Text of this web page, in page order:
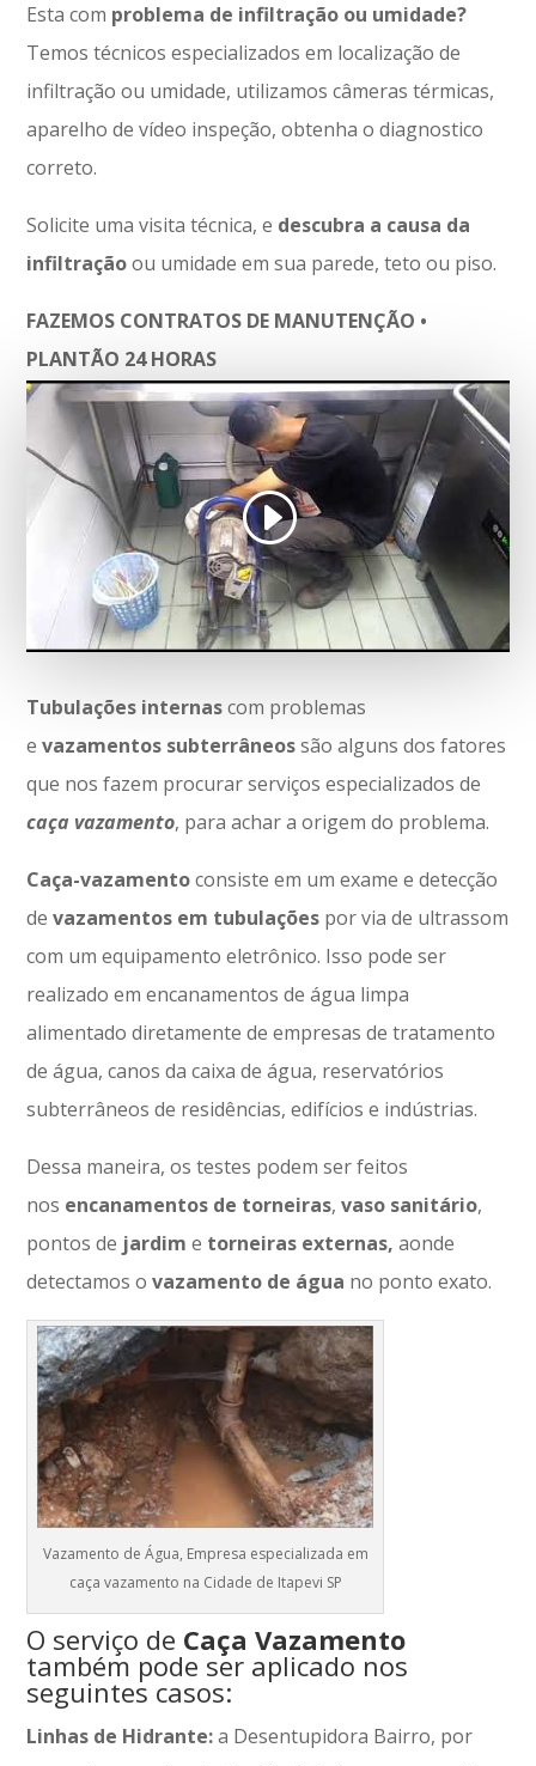
Esta com problema de infiltração ou umidade?
Temos técnicos especializados em localização de
infiltração ou umidade, utilizamos câmeras térmicas,
aparelho de vídeo inspeção, obtenha o diagnostico
correto.
Solicite uma visita técnica, e descubra a causa da
infiltraçãoou umidade em sua parede, teto ou piso.
FAZEMOS CONTRATOS DE MANUTENÇÃO •
PLANTÃO 24 HORAS
Tubulações internascom problemas
evazamentos subterrâneossão alguns dos fatores
que nos fazem procurar serviços especializados de
caça vazamento, para achar a origem do problema.
Caça-vazamentoconsiste em um exame e detecção
devazamentos em tubulações por via de ultrassom
com um equipamento eletrônico. Isso pode ser
realizado em encanamentos de água limpa
alimentado diretamente de empresas de tratamento
de água, canos da caixa de água, reservatórios
subterrâneos de residências, edifícios e indústrias.
Dessa maneira, os testes podem ser feitos
nos encanamentos de torneiras,vaso sanitário,
pontos de jardim e torneiras externas,aonde
detectamos o vazamento de água no ponto exato.
Vazamento de Água, Empresa especializada em
caça vazamento na Cidade de Itapevi SP
O serviço de Caça Vazamento
também pode ser aplicado nos
seguintes casos:
Linhas de Hidrante:a Desentupidora Bairro, por